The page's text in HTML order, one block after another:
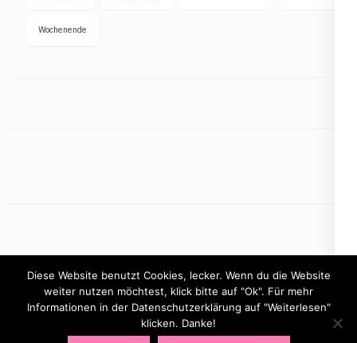
Wochenende
mamasbusiness.de
Diese Website benutzt Cookies, lecker. Wenn du die Website
weiter nutzen möchtest, klick bitte auf "Ok". Für mehr
Informationen in der Datenschutzerklärung auf "Weiterlesen"
klicken. Danke!